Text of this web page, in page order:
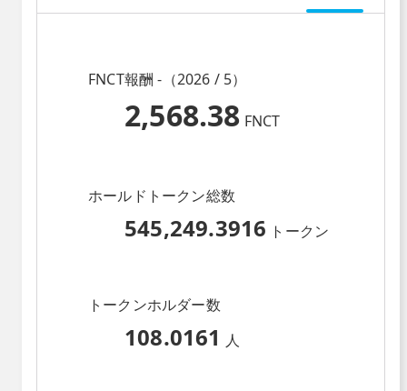
FNCT報酬 -（2026 / 5）
2,568.38 FNCT
ホールドトークン総数
545,249.3916 トークン
トークンホルダー数
108.0161 人